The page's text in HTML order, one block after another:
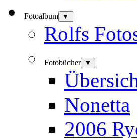
Fotoalbum ▼
Rolfs
Fotobücher ▼
Nonetta
2006